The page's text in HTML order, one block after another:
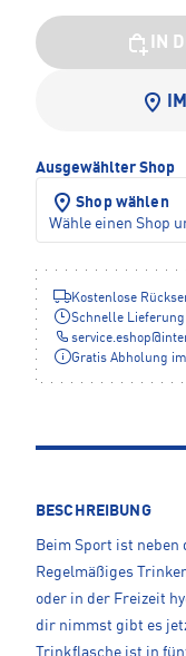
IN
Ausgewählter Shop
Shop wählen
Wähle einen Shop
Kostenlose
Schnelle Lieferung
service.eshop@
Gratis Abholung
BESCHREIBUNG
Beim Sport ist neben
Regelmäßiges
oder in der Freizeit
dir nimmst gibt es
Trinkflasche ist in